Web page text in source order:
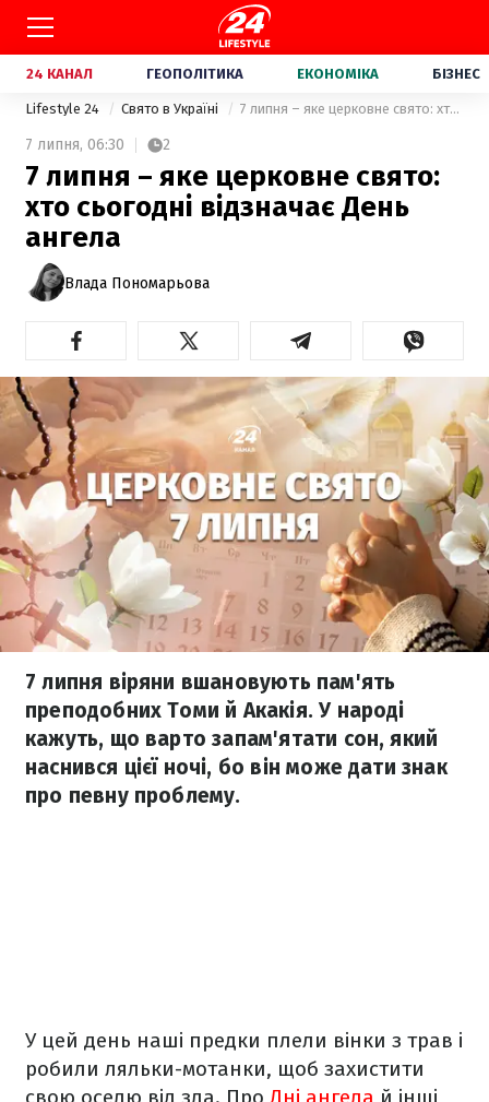
24 КАНАЛ ГЕОПОЛІТИКА ЕКОНОМІКА БІЗНЕС
Lifestyle 24 Свято в Україні 7 липня – яке церковне свято: хто сьогодні відзначає День ангела
7 липня, 06:30 2
7 липня – яке церковне свято:
хто сьогодні відзначає День
ангела
Влада Пономарьова
7 липня віряни вшановують пам'ять
преподобних Томи й Акакія. У народі
кажуть, що варто запам'ятати сон, який
наснився цієї ночі, бо він може дати знак
про певну проблему.
У цей день наші предки плели вінки з трав і
робили ляльки-мотанки, щоб захистити